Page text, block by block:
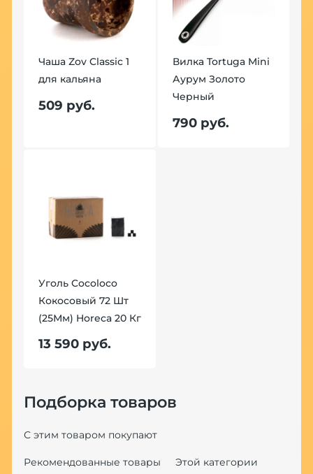
Чаша Zov Classic 1
для кальяна
509 руб.
Вилка Tortuga Mini
Аурум Золото
Черный
790 руб.
Уголь Cocoloco
Кокосовый 72 Шт
(25Мм) Horeca 20 Кг
13 590 руб.
Подборка товаров
С этим товаром покупают
Рекомендованные товары Этой категории